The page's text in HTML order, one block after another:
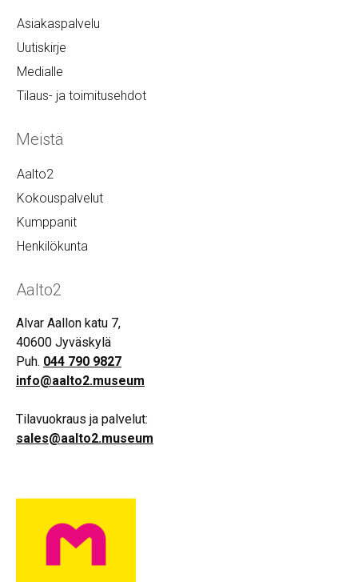
Asiakaspalvelu
Uutiskirje
Medialle
Tilaus- ja toimitusehdot
Meistä
Aalto2
Kokouspalvelut
Kumppanit
Henkilökunta
Aalto2
Alvar Aallon katu 7,
40600 Jyväskylä
Puh. 044 790 9827
info@aalto2.museum
Tilavuokraus ja palvelut:
sales@aalto2.museum